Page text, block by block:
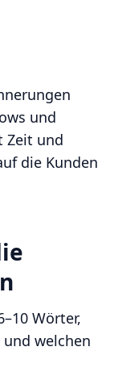
und
Zeit und
die Kunden
Wörter,
welchen